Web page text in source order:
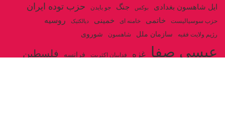
ایل شاهسون بغدادی بوکس جنگ جو بایدن حزب توده ایران
حزب سوسیالیست خاتمی خامنه ای خمینی دیالکتیک روسیه
رژیم ولایت فقیه سازمان ملل شاهسون شوروی
عیسی صفا غزه فداییان اکثریت فرانسه فلسطین